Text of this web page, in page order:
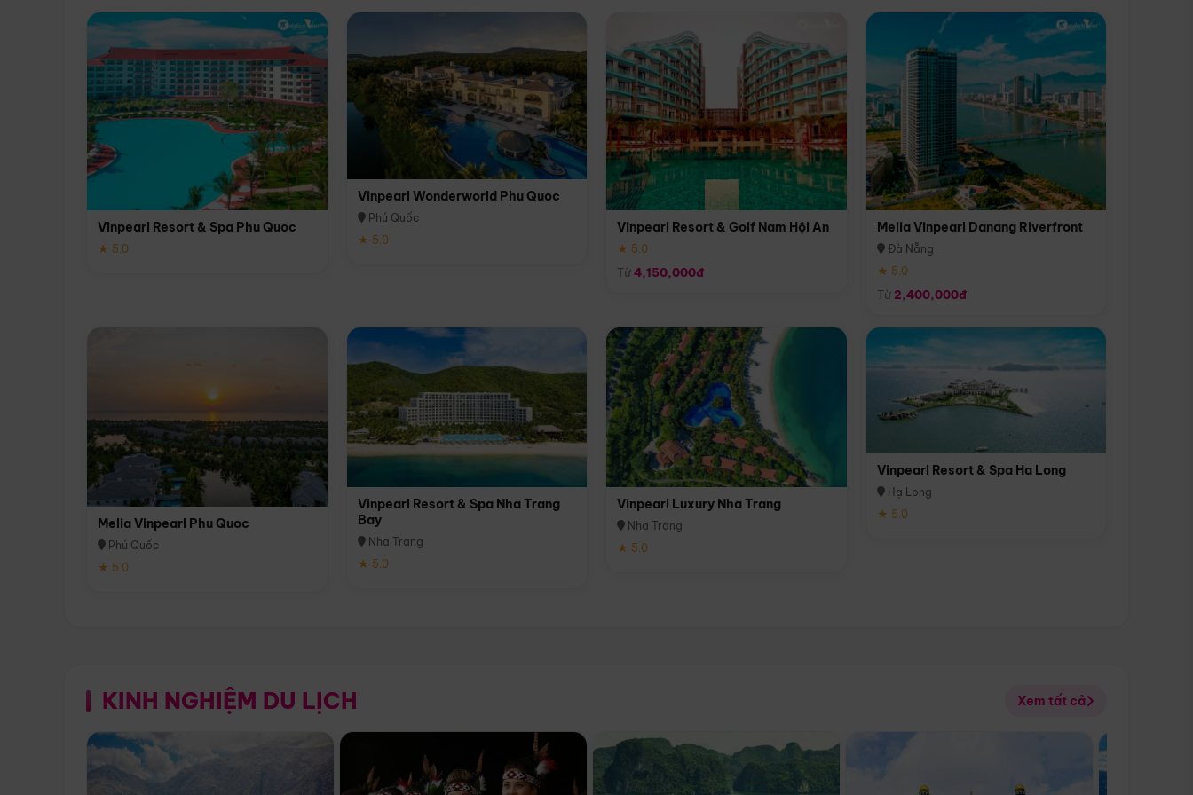
Vinpearl Resort & Spa Phu Quoc
★ 5.0
Vinpearl Wonderworld Phu Quoc
Phú Quốc
★ 5.0
Vinpearl Resort & Golf Nam Hội An
★ 5.0
Từ4,150,000đ
Melia Vinpearl Danang Riverfront
Đà Nẵng
★ 5.0
Từ 2,400,000đ
Melia Vinpearl Phu Quoc
Phú Quốc
★ 5.0
Vinpearl Resort & Spa Nha Trang
Bay
Nha Trang
★ 5.0
Vinpearl Luxury Nha Trang
Nha Trang
★ 5.0
Vinpearl Resort & Spa Ha Long
Hạ Long
★ 5.0
KINH NGHIỆM DU LỊCH Xem tất cả